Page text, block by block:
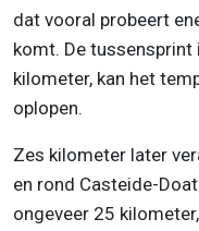
dat vooral probeert
komt. De tussensprint
kilometer, kan het
oplopen.
Zes kilometer later
en rond Casteide-
ongeveer 25